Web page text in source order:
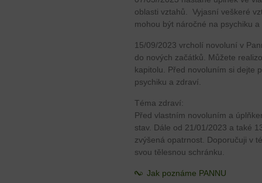
oblasti vztahů. Vyjasní veškeré
mohou být náročné na psychiku
15/09/2023 vrcholí novoluní v
do nových začátků. Můžete
kapitolu. Před novoluním si dejte
psychiku a zdraví.
Téma zdraví:
Před vlastním novoluním a
stav. Dále od 21/01/2023 a také
zvýšená opatrnost. Doporučuji v
svou tělesnou schránku.
Jak poznáme PANNU